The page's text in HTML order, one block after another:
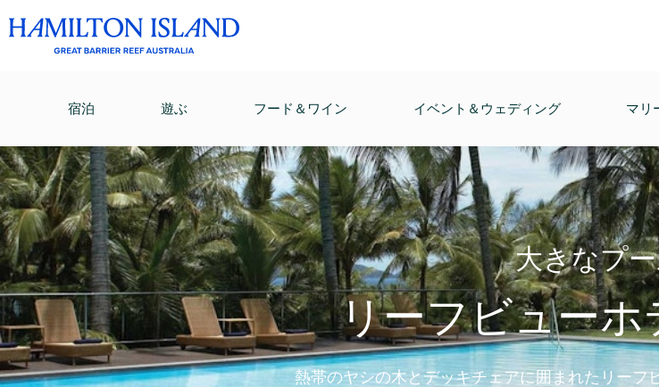
宿泊 遊ぶ フード＆ワイン イベント＆ウェディング マリ
大きなプ
リーフビュー
熱帯のヤシの木とデッキチェアに囲まれたリーフ